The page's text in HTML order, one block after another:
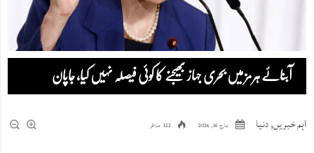
آبنائے ہرمز میں بحری جہاز بھیجنے کا کوئی فیصلہ نہیں کیا، جاپان
اہم خبریں,دنیا مارچ 16, 2026 122 مناظر